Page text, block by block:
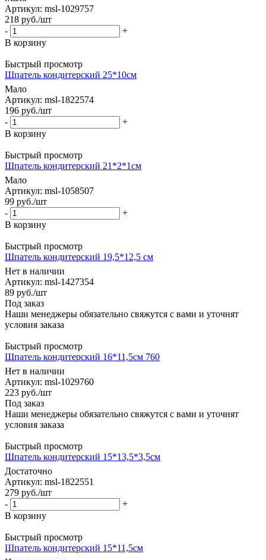
Артикул: msl-1029757
218 руб./шт
-
+
В корзину
Быстрый просмотр
Шпатель кондитерский 25*10см
Мало
Артикул: msl-1822574
196 руб./шт
-
+
В корзину
Быстрый просмотр
Шпатель кондитерский 21*2*1см
Мало
Артикул: msl-1058507
99 руб./шт
-
+
В корзину
Быстрый просмотр
Шпатель кондитерский 19,5*12,5 см
Нет в наличии
Артикул: msl-1427354
89 руб./шт
Под заказ
Наши менеджеры обязательно свяжутся с вами и уточнят
условия заказа
Быстрый просмотр
Шпатель кондитерский 16*11,5см 760
Нет в наличии
Артикул: msl-1029760
223 руб./шт
Под заказ
Наши менеджеры обязательно свяжутся с вами и уточнят
условия заказа
Быстрый просмотр
Шпатель кондитерский 15*13,5*3,5см
Достаточно
Артикул: msl-1822551
279 руб./шт
-
+
В корзину
Быстрый просмотр
Шпатель кондитерский 15*11,5см